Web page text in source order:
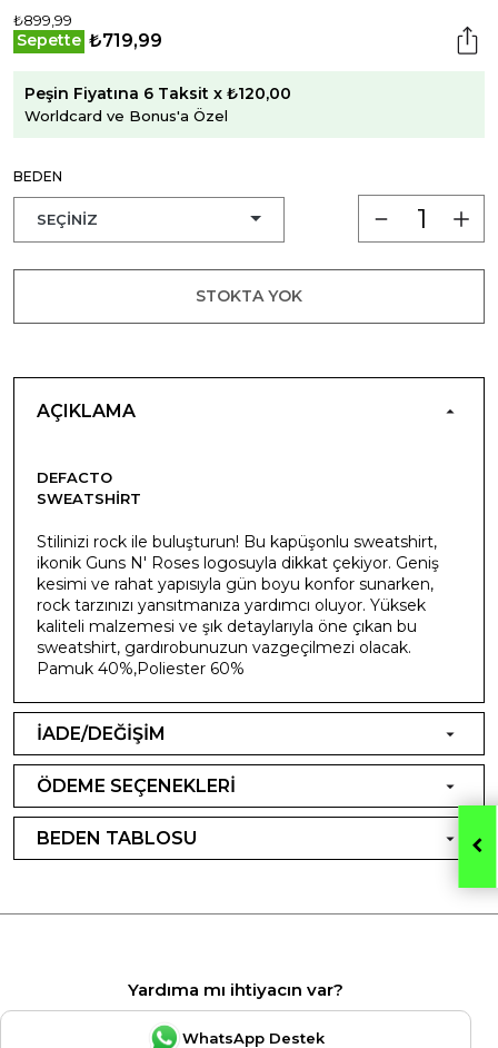
₺899,99
Sepette ₺719,99
Peşin Fiyatına 6 Taksit x ₺120,00
Worldcard ve Bonus'a Özel
BEDEN
STOKTA YOK
AÇIKLAMA
DEFACTO
SWEATSHIRT
Stilinizi rock ile buluşturun! Bu kapüşonlu sweatshirt,
ikonik Guns N' Roses logosuyla dikkat çekiyor. Geniş
kesimi ve rahat yapısıyla gün boyu konfor sunarken,
rock tarzınızı yansıtmanıza yardımcı oluyor. Yüksek
kaliteli malzemesi ve şık detaylarıyla öne çıkan bu
sweatshirt, gardırobunuzun vazgeçilmezi olacak.
Pamuk 40%,Poliester 60%
İADE/DEĞİŞİM
ÖDEME SEÇENEKLERİ
BEDEN TABLOSU
Yardıma mı ihtiyacın var?
WhatsApp Destek